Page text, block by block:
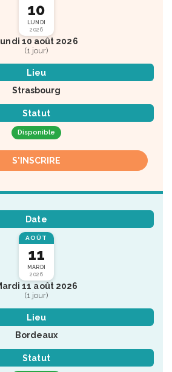
10
LUNDI
2026
10 août 2026
(1 jour)
Lieu
Strasbourg
Statut
Disponible
S'INSCRIRE
Date
AOÛT
11
MARDI
2026
11 août 2026
(1 jour)
Lieu
Bordeaux
Statut